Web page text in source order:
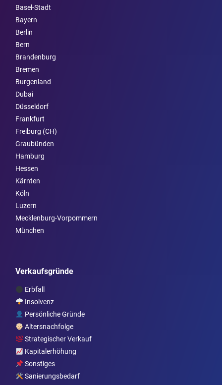
Basel-Stadt
Bayern
Berlin
Bern
Brandenburg
Bremen
Burgen­land
Dubai
Düsseldorf
Frankfurt
Freiburg (CH)
Graubünden
Hamburg
Hessen
Kärnten
Köln
Luzern
Mecklenburg-Vorpommern
München
Verkaufsgründe
Erbfall
Insolvenz
Persönliche Gründe
Altersnachfolge
Strategischer Verkauf
Kapitalerhöhung
Sonstiges
Sanierungsbedarf